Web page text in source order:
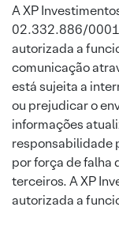
A XP
02.332.886/
autorizada a
comunicação
está sujeita a
ou prejudicar o
informações
responsabilidade
por força de falha
terceiros. A XP
autorizada a